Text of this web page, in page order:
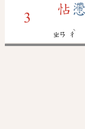
3
怗 懘
ㄓㄢ ㄔ
ˋ